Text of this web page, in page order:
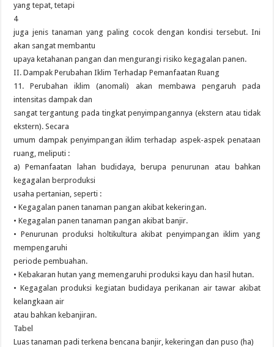
yang tepat, tetapi
4
juga jenis tanaman yang paling cocok dengan kondisi tersebut. Ini
akan sangat membantu
upaya ketahanan pangan dan mengurangi risiko kegagalan panen.
II. Dampak Perubahan Iklim Terhadap Pemanfaatan Ruang
11. Perubahan iklim (anomali) akan membawa pengaruh pada
intensitas dampak dan
sangat tergantung pada tingkat penyimpangannya (ekstern atau tidak
ekstern). Secara
umum dampak penyimpangan iklim terhadap aspek-aspek penataan
ruang, meliputi :
a) Pemanfaatan lahan budidaya, berupa penurunan atau bahkan
kegagalan berproduksi
usaha pertanian, seperti :
• Kegagalan panen tanaman pangan akibat kekeringan.
• Kegagalan panen tanaman pangan akibat banjir.
• Penurunan produksi holtikultura akibat penyimpangan iklim yang
mempengaruhi
periode pembuahan.
• Kebakaran hutan yang memengaruhi produksi kayu dan hasil hutan.
• Kegagalan produksi kegiatan budidaya perikanan air tawar akibat
kelangkaan air
atau bahkan kebanjiran.
Tabel
Luas tanaman padi terkena bencana banjir, kekeringan dan puso (ha)